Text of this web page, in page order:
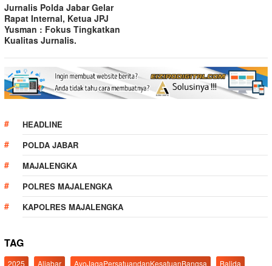
Jurnalis Polda Jabar Gelar
Rapat Internal, Ketua JPJ
Yusman : Fokus Tingkatkan
Kualitas Jurnalis.
HEADLINE
POLDA JABAR
MAJALENGKA
POLRES MAJALENGKA
KAPOLRES MAJALENGKA
TAG
2025 Aljabar AyoJagaPersatuandanKesatuanBangsa Balida